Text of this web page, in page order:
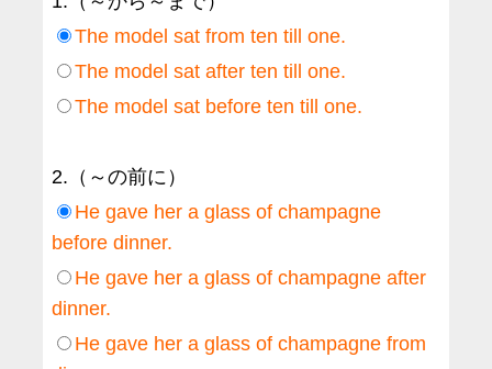
The model sat from ten till one.
The model sat after ten till one.
The model sat before ten till one.
2.（～の前に）
He gave her a glass of champagne
before dinner.
He gave her a glass of champagne after
dinner.
He gave her a glass of champagne from